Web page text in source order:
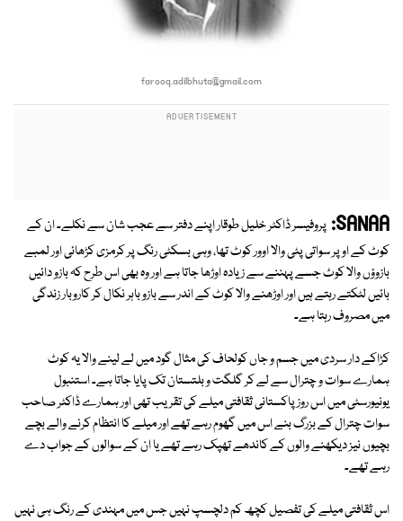
farooq.adilbhuta@gmail.com
SANAA: پروفیسر ڈاکٹر خلیل طوقار اپنے دفتر سے عجب شان سے نکلے۔ ان کے
کوٹ کے اوپر سواتی پٹی والا اوور کوٹ تھا، وہی بسکٹی رنگ پر کرمزی کڑھائی اور لمبے
بازوؤں والا کوٹ جسے پہننے سے زیادہ اوڑھا جاتا ہے اور وہ بھی اس طرح کہ بازو دائیں
بائیں لٹکتے رہتے ہیں اور اوڑھنے والا کوٹ کے اندر سے بازو باہر نکال کر کاروبار زندگی
میں مصروف رہتا ہے۔
کڑاکے دار سردی میں جسم و جاں کولحاف کی مثال گود میں لے لینے والا یہ کوٹ
ہمارے سوات و چترال سے لے کر گلگت و بلتستان تک پایا جاتا ہے۔ استنبول
یونیورسٹی میں اس روز پاکستانی ثقافتی میلے کی تقریب تھی اور ہمارے ڈاکٹر صاحب
سوات چترال کے بزرگ بنے اس میں گھوم رہے تھے اور میلے کا انتظام کرنے والے بچے
بچیوں نیز دیکھنے والوں کے کاندھے تھپک رہے تھے یا ان کے سوالوں کے جواب دے
رہے تھے۔
اس ثقافتی میلے کی تفصیل کچھ کم دلچسپ نہیں جس میں مہندی کے رنگ ہی نہیں